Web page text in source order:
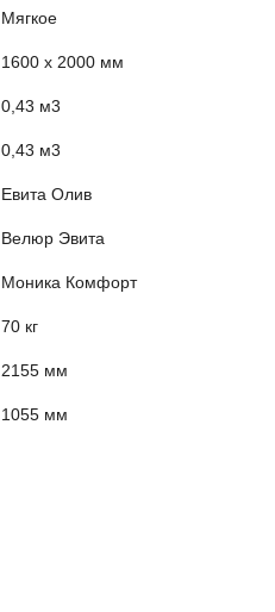
Мягкое
1600 х 2000 мм
0,43 м3
0,43 м3
Евита Олив
Велюр Эвита
Моника Комфорт
70 кг
2155 мм
1055 мм